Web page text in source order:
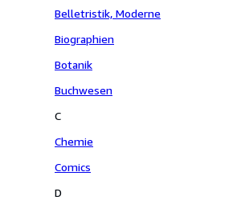
Belletristik, Moderne
Biographien
Botanik
Buchwesen
C
Chemie
Comics
D